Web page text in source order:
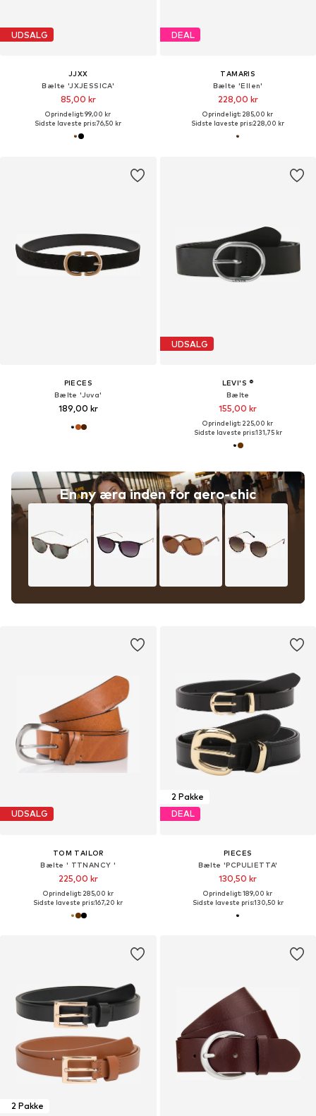
UDSALG
JJXX
Bælte 'JXJESSICA'
85,00 kr
Oprindeligt: 99,00 kr
Sidste laveste pris:76,50 kr
DEAL
TAMARIS
Bælte 'Ellen'
228,00 kr
Oprindeligt: 285,00 kr
Sidste laveste pris:228,00 kr
PIECES
Bælte 'Juva'
189,00 kr
En ny æra inden for aero-chic
UDSALG
LEVI'S ®
Bælte
155,00 kr
Oprindeligt: 225,00 kr
Sidste laveste pris:131,75 kr
UDSALG
TOM TAILOR
Bælte ' TTNANCY '
225,00 kr
Oprindeligt: 285,00 kr
Sidste laveste pris:167,20 kr
2 Pakke
DEAL
PIECES
Bælte 'PCPULIETTA'
130,50 kr
Oprindeligt: 189,00 kr
Sidste laveste pris:130,50 kr
2 Pakke